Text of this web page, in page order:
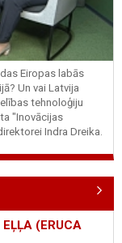
Eiropas labās
Un vai Latvija
tehnoloģiju
"Inovācijas
Indra Dreika.
EĻĻA (ERUCA